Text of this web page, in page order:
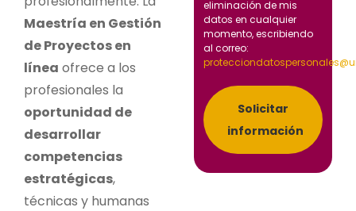
Maestría en Gestión
de Proyectos en
línea ofrece a los
profesionales la
oportunidad de
desarrollar
competencias
estratégicas,
técnicas y humanas
eliminación de mis
datos en cualquier
momento, escribiendo
al correo:
Solicitar
información